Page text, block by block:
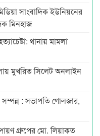
সাংবাদিক ইউনিয়নের
মিনহাজ
থানায় মামলা
মুখরিত সিলেট অনলাইন
সম্পন্ন : সভাপতি গোলজার,
গ্রুপের মো. লিয়াকত